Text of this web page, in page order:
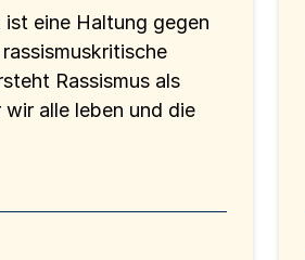
ist eine Haltung gegen
Rassismus als
wir alle leben und die